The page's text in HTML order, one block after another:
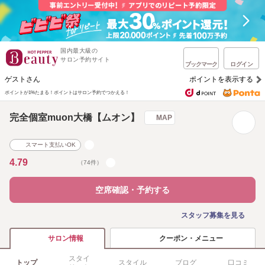
国内最大級の
サロン予約サイト
ブックマーク ログイン
ゲストさん ポイントを表示する
ポイントが1%たまる！ ポイントはサロン予約でつかえる！
完全個室muon大橋【ムオン】 MAP
スマート支払いOK
4.79 （74件）
空席確認・予約する
スタッフ募集を見る
サロン情報 クーポン・メニュー
トップ
スタイ
スタイル ブログ 口コミ